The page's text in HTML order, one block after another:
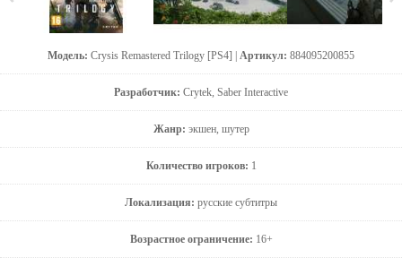
Модель: Crysis Remastered Trilogy [PS4] | Артикул: 884095200855
Разработчик: Crytek, Saber Interactive
Жанр: экшен, шутер
Количество игроков: 1
Локализация: русские субтитры
Возрастное ограничение: 16+